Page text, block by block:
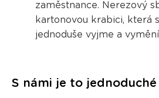
zaměstnance. Nerezový
kartonovou krabici, která
jednoduše vyjme a
S námi je to jednoduché